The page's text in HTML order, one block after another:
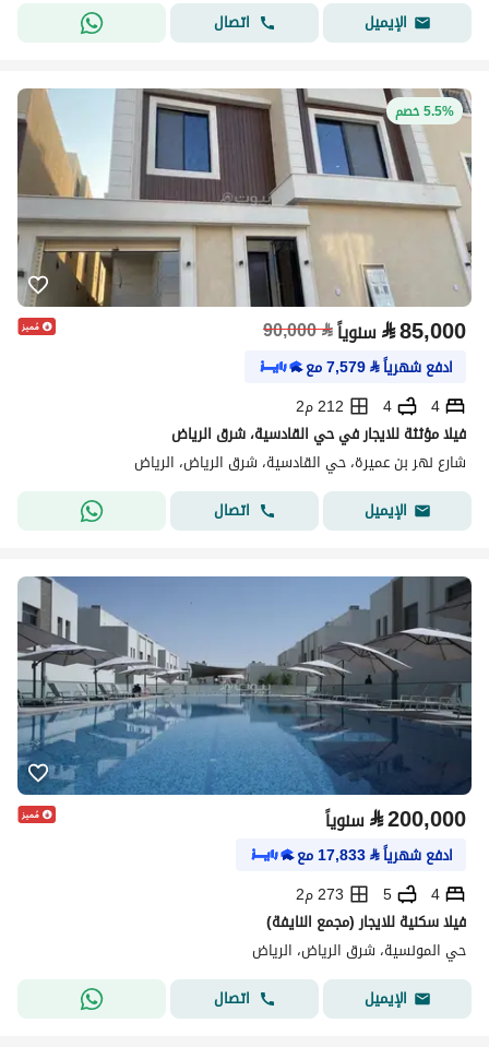
الإيميل
اتصال
5.5% خصم
⃁85,000 سنوياً⃁
90,000
ادفع شهرياً⃁
7,579مع
4
4
212 م2
فيلا مؤثثة للايجار في حي القادسية، شرق الرياض
شارع نهر بن عميرة، حي القادسية، شرق الرياض، الرياض
الإيميل
اتصال
⃁200,000 سنوياً
ادفع شهرياً⃁
17,833مع
4
5
273 م2
فيلا سكنية للايجار (مجمع النايفة)
حي المونسية، شرق الرياض، الرياض
الإيميل
اتصال